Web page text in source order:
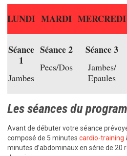
LUNDI MARDI MERCREDI
Séance
1
Jambes
Séance 2
Pecs/Dos
Séance 3
Jambes/
Epaules
Les séances du
Avant de débuter votre séance
composé de 5 minutes cardio-training
minutes d’abdominaux en série de